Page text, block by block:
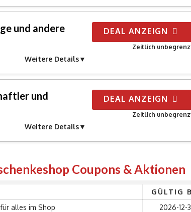
und andere
Weitere Details
DEAL ANZEIGN
Zeitlich
und
Weitere Details
DEAL ANZEIGN
Zeitlich
Coupons & Aktionen
GÜLTIG
alles im Shop
2026-12-